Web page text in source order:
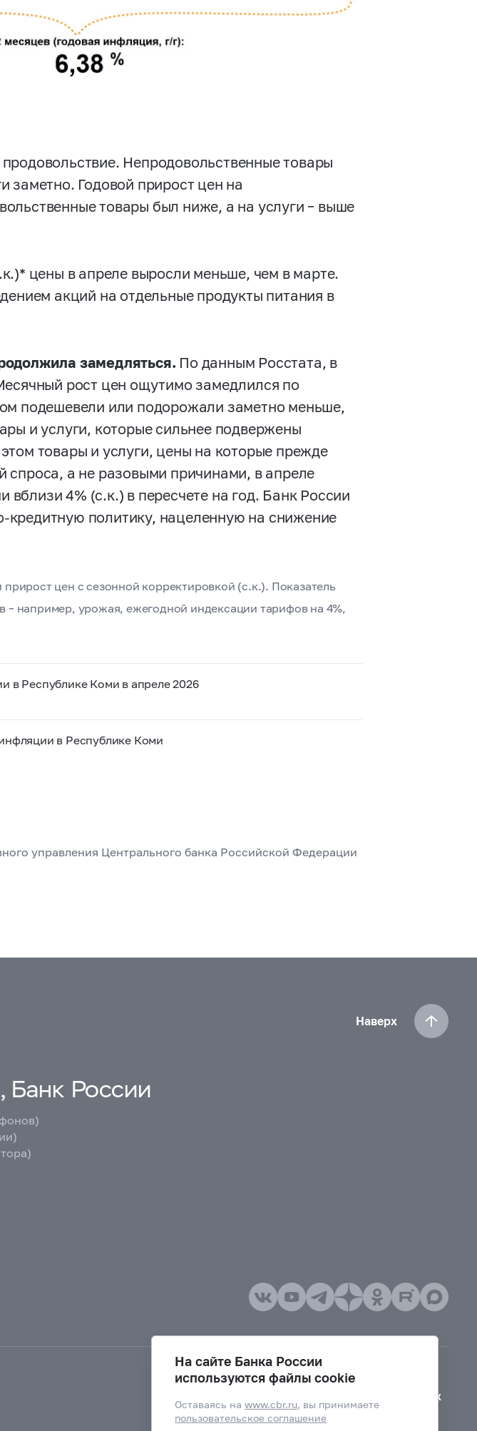
Непродовольственные товары
заметно. Годовой прирост цен на
товары был ниже, а на услуги – выше
цены в апреле выросли меньше, чем в марте.
акций на отдельные продукты питания в
замедляться. По данным Росстата, в
рост цен ощутимо замедлился по
подешевели или подорожали заметно меньше,
и услуги, которые сильнее подвержены
товары и услуги, цены на которые прежде
спроса, а не разовыми причинами, в апреле
4% (с.к.) в пересчете на год. Банк России
кредитную политику, нацеленную на снижение
цен с сезонной корректировкой (с.к.). Показатель
– например, урожая, ежегодной индексации тарифов на 4%,
в Республике Коми в апреле 2026
в Республике Коми
управления Центрального банка Российской Федерации
Наверх
Банк России
Версия для слабовидящих
На сайте Банка России
используются файлы cookie
Оставаясь наwww.cbr.ru, вы принимаете
пользовательское соглашение